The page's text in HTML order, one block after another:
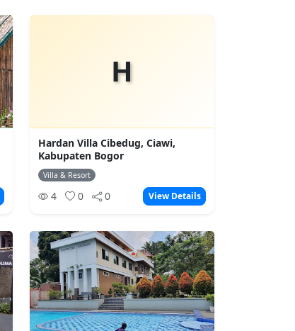
H
Hardan Villa Cibedug, Ciawi,
Kabupaten Bogor
Villa & Resort
4 0 0 View Details